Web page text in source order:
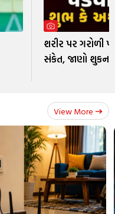
શરીર પર
સંકેત, જાણો શુકન
View More